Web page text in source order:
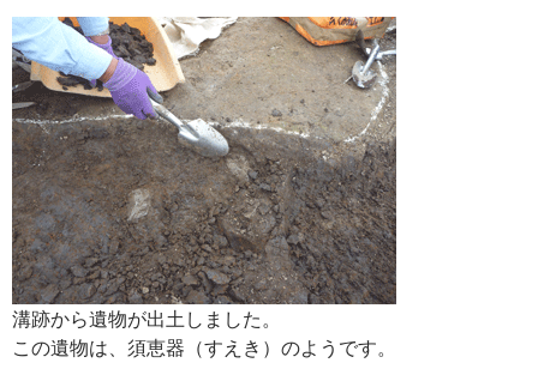
溝跡から遺物が出土しました。
この遺物は、須恵器（すえき）のようです。